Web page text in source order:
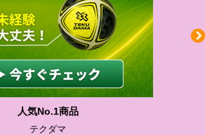
人気No.1商品
テクダマ